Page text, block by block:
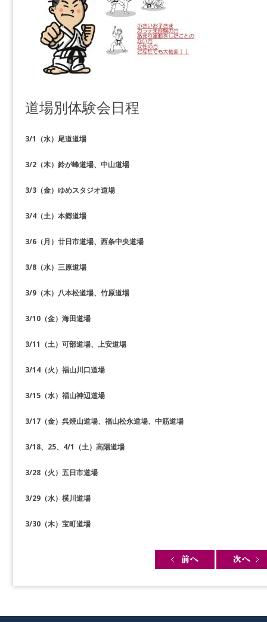
道場別体験会日程
3/1（水）尾道道場
3/2（木）鈴が峰道場、中山道場
3/3（金）ゆめスタジオ道場
3/4（土）本郷道場
3/6（月）廿日市道場、西条中央道場
3/8（水）三原道場
3/9（木）八本松道場、竹原道場
3/10（金）海田道場
3/11（土）可部道場、上安道場
3/14（火）福山川口道場
3/15（水）福山神辺道場
3/17（金）呉焼山道場、福山松永道場、中筋道場
3/18、25、4/1（土）高陽道場
3/28（火）五日市道場
3/29（水）横川道場
3/30（木）宝町道場